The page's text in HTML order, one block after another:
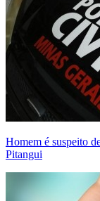
Homem é suspeito
Pitangui